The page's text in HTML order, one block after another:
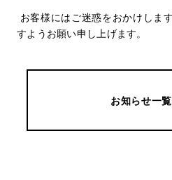
お客様にはご迷惑をおかけしま
すようお願い申し上げます。
お知らせ一